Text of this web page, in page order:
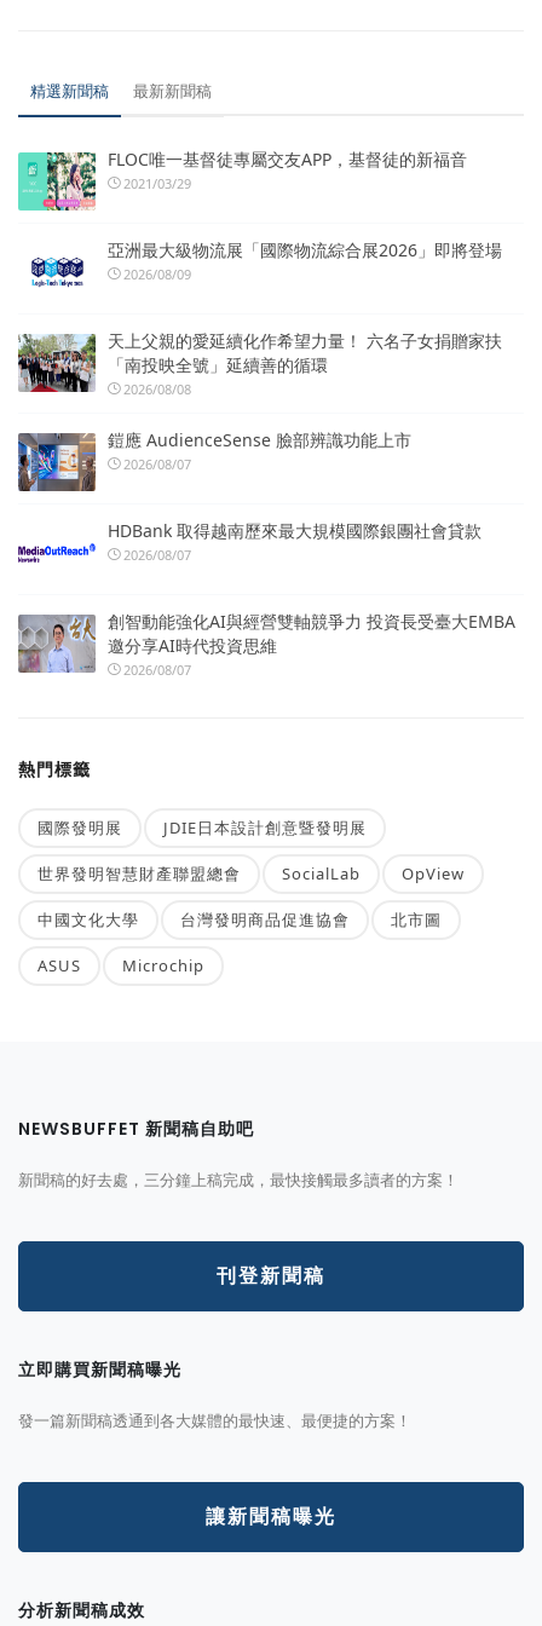
精選新聞稿 最新新聞稿
FLOC唯一基督徒專屬交友APP，基督徒的新福音
2021/03/29
亞洲最大級物流展「國際物流綜合展2026」即將登場
2026/08/09
天上父親的愛延續化作希望力量！ 六名子女捐贈家扶
「南投映全號」延續善的循環
2026/08/08
鎧應 AudienceSense 臉部辨識功能上市
2026/08/07
HDBank 取得越南歷來最大規模國際銀團社會貸款
2026/08/07
創智動能強化AI與經營雙軸競爭力 投資長受臺大EMBA
邀分享AI時代投資思維
2026/08/07
熱門標籤
國際發明展 JDIE日本設計創意暨發明展
世界發明智慧財產聯盟總會 SocialLab OpView
中國文化大學 台灣發明商品促進協會 北市圖
ASUS Microchip
NEWSBUFFET 新聞稿自助吧
新聞稿的好去處，三分鐘上稿完成，最快接觸最多讀者的方案！
刊登新聞稿
立即購買新聞稿曝光
發一篇新聞稿透通到各大媒體的最快速、最便捷的方案！
讓新聞稿曝光
分析新聞稿成效